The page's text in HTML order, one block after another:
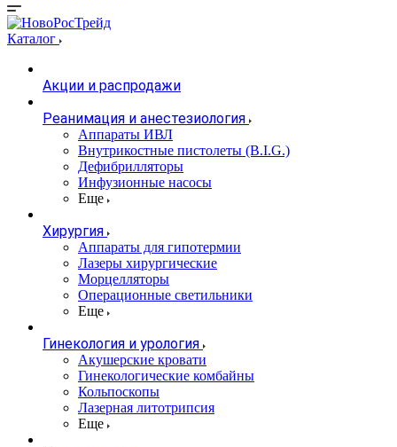
Каталог
Акции и распродажи
Реанимация и анестезиология
Аппараты ИВЛ
Внутрикостные пистолеты (B.I.G.)
Дефибрилляторы
Инфузионные насосы
Еще
Хирургия
Аппараты для гипотермии
Лазеры хирургические
Морцелляторы
Операционные светильники
Еще
Гинекология и урология
Акушерские кровати
Гинекологические комбайны
Кольпоскопы
Лазерная литотрипсия
Еще